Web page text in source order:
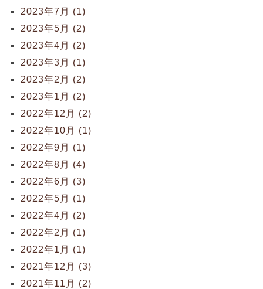
2023年7月 (1)
2023年5月 (2)
2023年4月 (2)
2023年3月 (1)
2023年2月 (2)
2023年1月 (2)
2022年12月 (2)
2022年10月 (1)
2022年9月 (1)
2022年8月 (4)
2022年6月 (3)
2022年5月 (1)
2022年4月 (2)
2022年2月 (1)
2022年1月 (1)
2021年12月 (3)
2021年11月 (2)